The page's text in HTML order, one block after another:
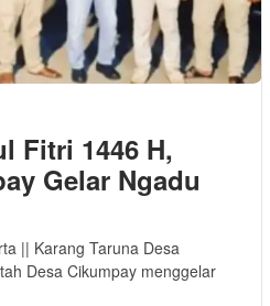
Fitri 1446 H,
Gelar Ngadu
|| Karang Taruna Desa
Desa Cikumpay menggelar